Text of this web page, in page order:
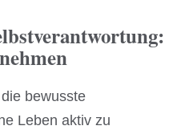
bewusste
Leben aktiv zu